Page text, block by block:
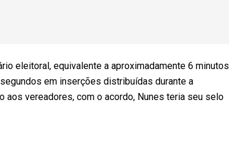
eleitoral, equivalente a aproximadamente 6 minutos
em inserções distribuídas durante a
aos vereadores, com o acordo, Nunes teria seu selo